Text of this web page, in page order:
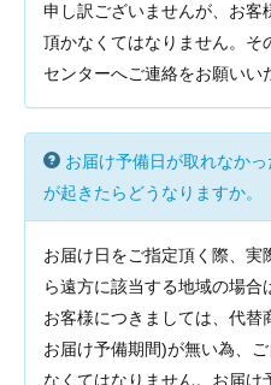
申し訳ございませんが、お客
頂かなくてはなりません。そ
センターへご連絡をお願いい
お届け予備日が取れなか
が起きたらどうなりますか。
お届け日をご指定頂く際、
ら遠方に該当する地域の場
お客様につきましては、代
お届け予備期間)が無い為、
なくてはなりません。お届け